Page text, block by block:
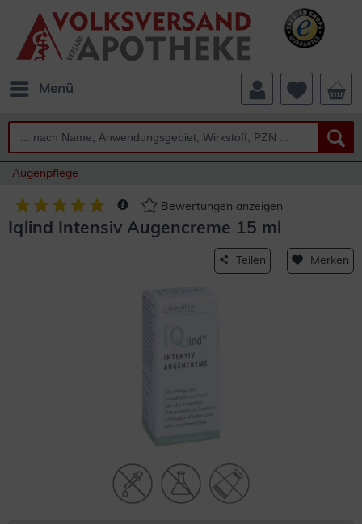
Menü
Augenpflege
Bewertungen anzeigen
Iqlind Intensiv Augencreme 15 ml
Teilen Merken